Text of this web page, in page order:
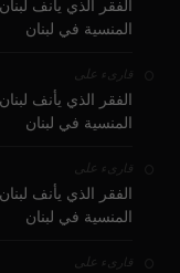
الفقر الذي يأنف
المنسية في لبنان
قارىء على
الفقر الذي يأنف
المنسية في لبنان
قارىء على
الفقر الذي يأنف
المنسية في لبنان
قارىء على